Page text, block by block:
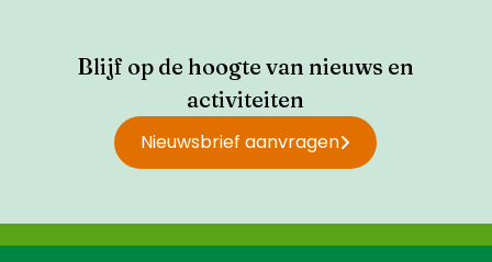
Blijf op de hoogte van nieuws en
activiteiten
Nieuwsbrief aanvragen